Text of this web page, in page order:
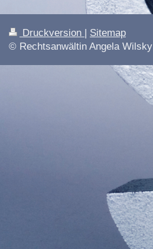
Druckversion
Sitemap
© Rechtsanwältin Angela Wilsky